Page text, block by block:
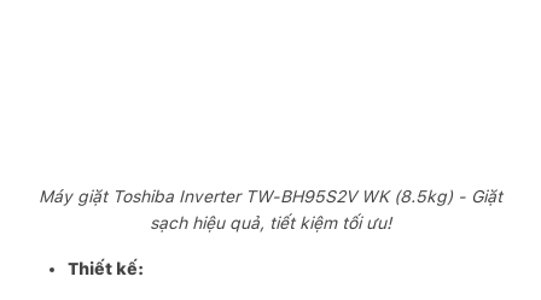
Máy giặt Toshiba Inverter TW-BH95S2V WK (8.5kg) - Giặt
sạch hiệu quả, tiết kiệm tối ưu!
Thiết kế: